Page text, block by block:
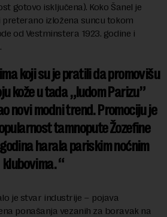
gotovo isključena). Koko Šanel je
izložena suncu tokom
od Vestminstera 1923. godine i
koji su je pratili da promovišu
kože u tada „ludom Parizu”
novi modni trend. Promociju je
tamnopute Žozefine
harala pariskim noćnim
klubovima.
je stvar industrije – pojava
ponašanja vezanih za boravak na